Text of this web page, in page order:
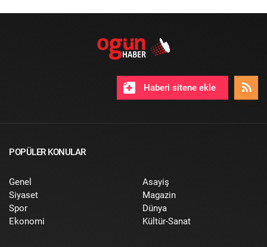
Haberi sitene ekle
POPÜLER KONULAR
Genel
Siyaset
Spor
Ekonomi
Asayiş
Magazin
Dünya
Kültür-Sanat